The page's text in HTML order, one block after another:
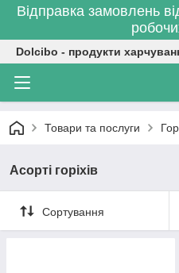
Відправка замовлень
Dolcibo - продукти
Товари та послуги
Асорті горіхів
Сортування